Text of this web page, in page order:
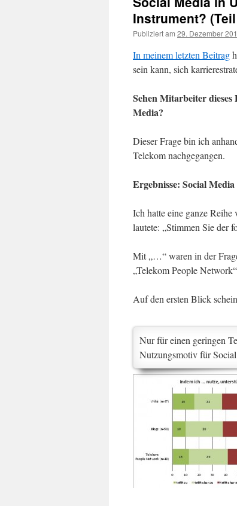
Instrument?
Publiziert am 29. Dezember
In meinem letzten Beitrag
sein kann, sich
Sehen Mitarbeiter
Media?
Dieser Frage bin ich
Telekom nachgegangen.
Ergebnisse: Social
Ich hatte eine ganze
lautete: „Stimmen Sie der
Mit „…“ waren in der
„Telekom People
Auf den ersten Blick
Nur für einen geringen
Nutzungsmotiv für